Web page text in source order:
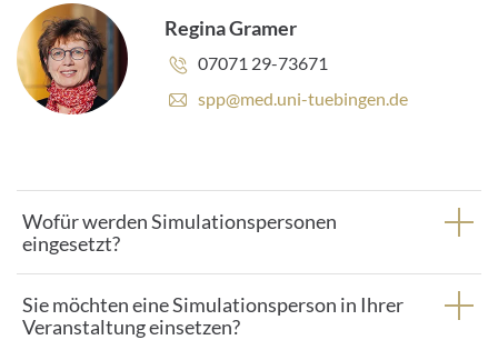
Regina Gramer
Telefonnummer:
07071 29-73671
E
i
-
d
r
e
spp@med.uni-tuebingen.de
Wofür werden Simulationspersonen
eingesetzt?
Sie möchten eine Simulationsperson in Ihrer
Veranstaltung einsetzen?